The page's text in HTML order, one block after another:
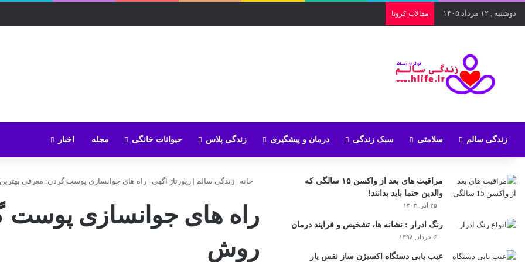
دوشنبه , ۱۲ مرداد ۱۴۰۵ مقالات کرونا
زندگی سالم سلامتی سبک زندگی درمان و پیشگیری زندگی پلاس حیوانات خانگی مجله اخبار
خانه | زندگی سالم | رپورتاژ آگهی | راه های جوانسازی پوست گردن: معرفی
راه های جوانسازی پوست
روش
مراقبت های بعد از واکسن ۱۵ سالگی که
والدین حتما باید بدانند!
۲۵ آذر, ۱۴۰۳
رنگ ادرار : نشانه ها، تشخیص و فرایند درمان
۶ خرداد, ۱۳۹۸
عیب یابی دستگاه اکسیژن ساز نفس یار